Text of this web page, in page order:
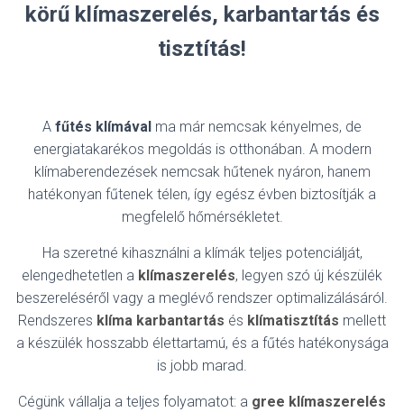
körű klímaszerelés, karbantartás és
tisztítás!
A fűtés klímával ma már nemcsak kényelmes, de
energiatakarékos megoldás is otthonában. A modern
klímaberendezések nemcsak hűtenek nyáron, hanem
hatékonyan fűtenek télen, így egész évben biztosítják a
megfelelő hőmérsékletet.
Ha szeretné kihasználni a klímák teljes potenciálját,
elengedhetetlen a klímaszerelés, legyen szó új készülék
beszereléséről vagy a meglévő rendszer optimalizálásáról.
Rendszeres klíma karbantartás és klímatisztítás mellett
a készülék hosszabb élettartamú, és a fűtés hatékonysága
is jobb marad.
Cégünk vállalja a teljes folyamatot: a gree klímaszerelés